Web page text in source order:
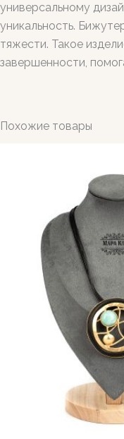
универсальному
уникальность.
тяжести. Такое
завершенности,
Похожие товары